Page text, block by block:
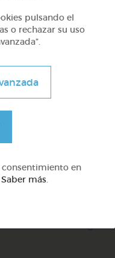
años)
fábulas de esopo
pulsando el
o rechazar su uso
consentimiento en
Saber más.